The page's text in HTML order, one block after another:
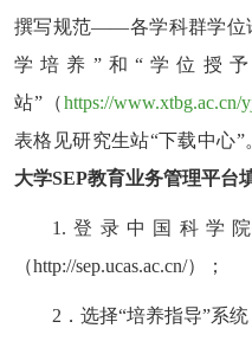
撰写规范——各学科群学位
学培养 ”和“ 学位授
站”（https://www.xtbg.ac.cn/
表格见研究生站“下载中心”
大学SEP教育业务管理平台
1. 登录中国科学
（http://sep.ucas.ac.cn/）；
2 ．选择“培养指导”系